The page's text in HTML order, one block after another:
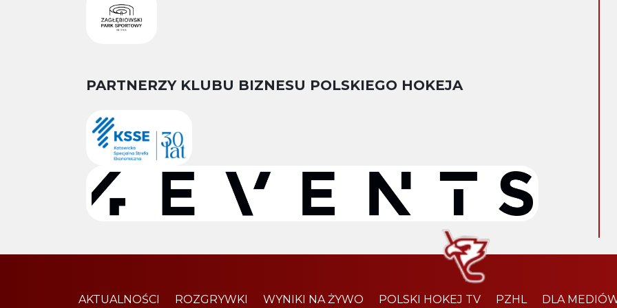
PARTNERZY KLUBU BIZNESU POLSKIEGO HOKEJA
AKTUALNOŚCI ROZGRYWKI WYNIKI NA ŻYWO POLSKI HOKEJ TV PZHL DLA